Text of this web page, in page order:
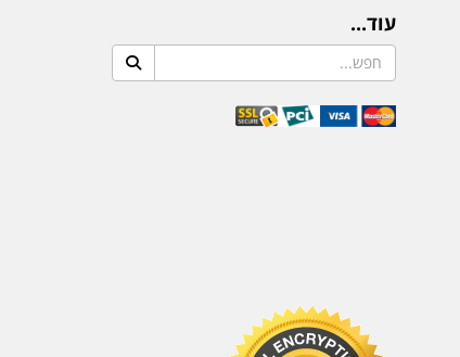
עוד...